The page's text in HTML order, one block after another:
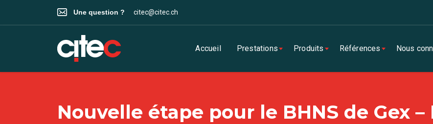
Une question ? citec@citec.ch
Accueil Prestations Produits Références Nous
Nouvelle étape pour le BHNS de Gex